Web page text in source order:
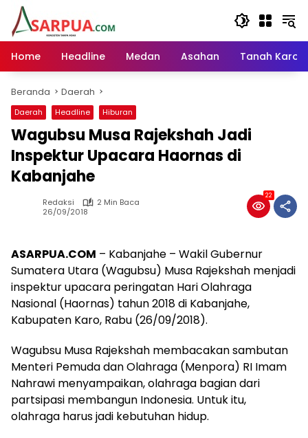
Langsung
konten
Home
Headline Medan Asahan Tanah Karo
Beranda Daerah
Daerah Headline Hiburan
Wagubsu Musa Rajekshah Jadi
Inspektur Upacara Haornas di
Kabanjahe
Redaksi
2 Min Baca
26/09/2018
22
ASARPUA.COM – Kabanjahe – Wakil Gubernur
Sumatera Utara (Wagubsu) Musa Rajekshah menjadi
inspektur upacara peringatan Hari Olahraga
Nasional (Haornas) tahun 2018 di Kabanjahe,
Kabupaten Karo, Rabu (26/09/2018).
Wagubsu Musa Rajekshah membacakan sambutan
Menteri Pemuda dan Olahraga (Menpora) RI Imam
Nahrawi menyampaikan, olahraga bagian dari
partsipasi membangun Indonesia. Untuk itu,
olahraga harus jadi kebutuhan hidup.